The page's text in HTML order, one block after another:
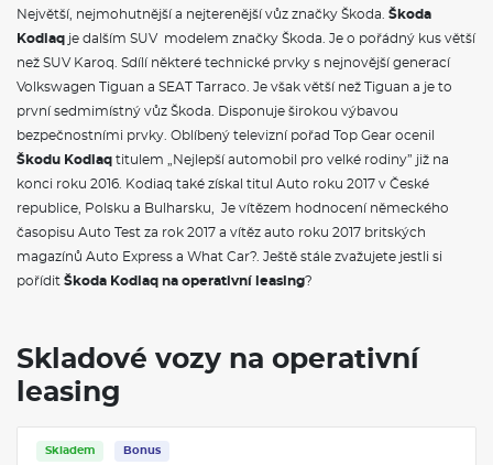
Tažné zařízení sklopné, el. odjistitelné s asistentem pro
manévrování s přívěsem
VÝBAVA VE VÝBAVA STUPNI
Třízónová klimatizace Climatronic
Dekorativní obložení palubní desky černé
Sportovní kryty pedálů z nerezové oceli
Akustická přední boční skla a Sunset
Textilní koberce vpředu a vzadu
Dodatečné sklopné háčky v zavazadlovém prostoru
Vnitřní zpětné zrcátko s automatickým stmíváním
straně řidiče a spolujezdce
Síťový program, 2x cargo elementy a vyjímatelné přepážky
odkládacích schránek v zavazadlovém prostoru
Oboustranný koberec do zavazadlového prostoru
Osvětlení prostoru pro nohy vpředu a vzadu
Dekorativní prahové lišty
Největší, nejmohutnější a nejterenější vůz značky Škoda. Škoda
Kodiaq je dalším SUV modelem značky Škoda. Je o pořádný kus větší
než SUV Karoq. Sdílí některé technické prvky s nejnovější generací
Volkswagen Tiguan a SEAT Tarraco. Je však větší než Tiguan a je to
první sedmimístný vůz Škoda. Disponuje širokou výbavou
bezpečnostními prvky. Oblíbený televizní pořad Top Gear ocenil
Škodu Kodiaq titulem „Nejlepší automobil pro velké rodiny” již na
konci roku 2016. Kodiaq také získal titul Auto roku 2017 v České
republice, Polsku a Bulharsku, Je vítězem hodnocení německého
časopisu Auto Test za rok 2017 a vítěz auto roku 2017 britských
magazínů Auto Express a What Car?. Ještě stále zvažujete jestli si
pořídit Škoda Kodiaq na operativní leasing?
Skladové vozy na operativní
leasing
Skladem Bonus